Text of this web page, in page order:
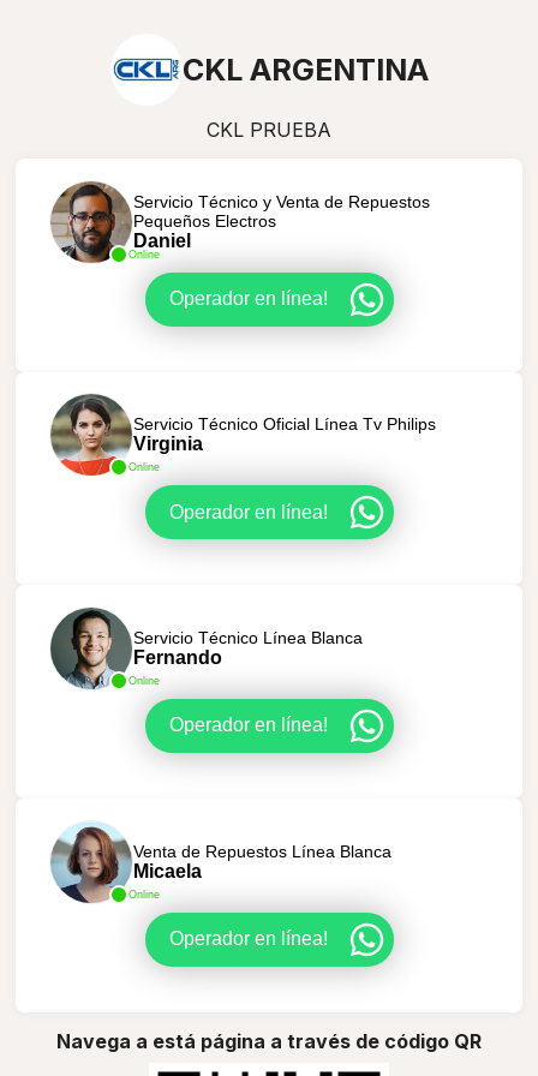
CKL ARGENTINA
CKL PRUEBA
Online
Servicio Técnico y Venta de Repuestos
Pequeños Electros
Daniel
Operador en línea!
Online
Servicio Técnico Oficial Línea Tv Philips
Virginia
Operador en línea!
Online
Servicio Técnico Línea Blanca
Fernando
Operador en línea!
Online
Venta de Repuestos Línea Blanca
Micaela
Operador en línea!
Navega a está página a través de código QR